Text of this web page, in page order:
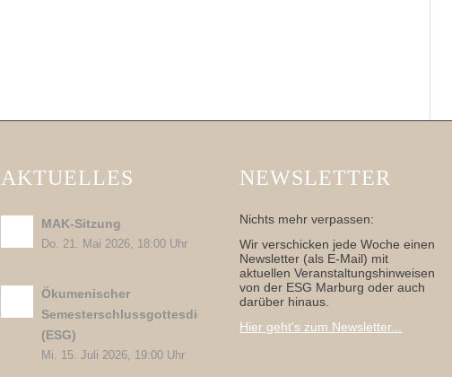
AKTUELLES
MAK-Sitzung
Do. 21. Mai 2026, 18:00 Uhr
Ökumenischer
Semesterschlussgottesdienst
(ESG)
Mi. 15. Juli 2026, 19:00 Uhr
NEWSLETTER
Nichts mehr verpassen:
Wir verschicken jede Woche einen
Newsletter (als E-Mail) mit
aktuellen Veranstaltungshinweisen
von der ESG Marburg oder auch
darüber hinaus.
Hier geht's zum Newsletter...